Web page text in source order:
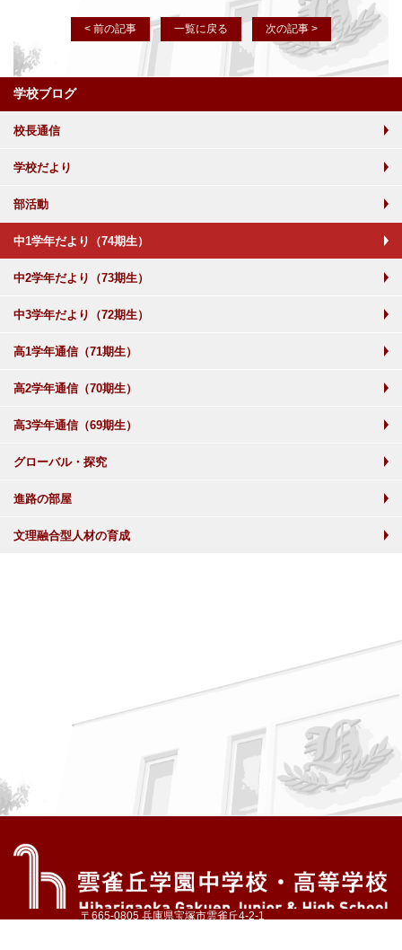
< 前の記事 一覧に戻る 次の記事 >
学校ブログ
校長通信
学校だより
部活動
中1学年だより（74期生）
中2学年だより（73期生）
中3学年だより（72期生）
高1学年通信（71期生）
高2学年通信（70期生）
高3学年通信（69期生）
グローバル・探究
進路の部屋
文理融合型人材の育成
〒665-0805 兵庫県宝塚市雲雀丘4-2-1